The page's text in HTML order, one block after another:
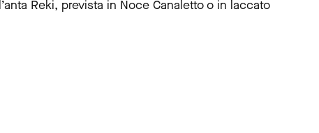
Reki, prevista in Noce Canaletto o in laccato